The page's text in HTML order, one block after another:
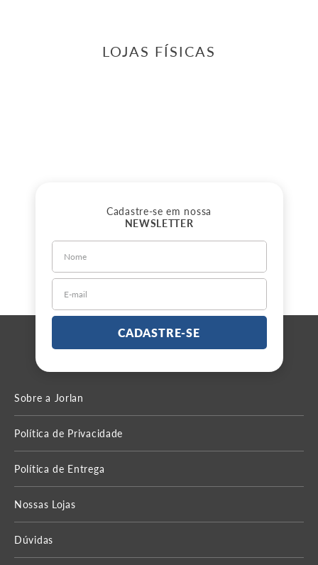
LOJAS FÍSICAS
Cadastre-se em nossa
NEWSLETTER
CADASTRE-SE
Sobre a Jorlan
Política de Privacidade
Política de Entrega
Nossas Lojas
Dúvidas